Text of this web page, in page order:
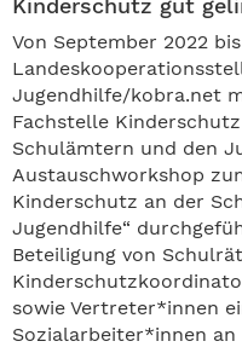
Kinderschutz gut
Von September 2022
Jugendhilfe/kobra.net
Fachstelle
Schulämtern und den
Austauschworkshop
Kinderschutz an der
Jugendhilfe“
Beteiligung von
sowie Vertreter*innen
Sozialarbeiter*innen